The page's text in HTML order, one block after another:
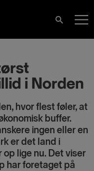
Sök
i Norden
hvor flest føler, at
buffer.
ingen eller en
er det land i
lige nu. Det viser
har foretaget på